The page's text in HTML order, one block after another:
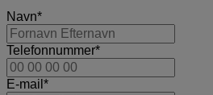
Navn*
Telefonnummer*
E-mail *